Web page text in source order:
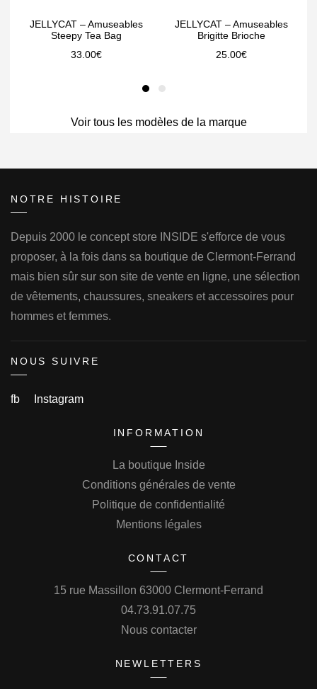
JELLYCAT – Amuseables
Steepy Tea Bag
33.00€
JELLYCAT – Amuseables
Brigitte Brioche
25.00€
Voir tous les modèles de la marque
NOTRE HISTOIRE
Depuis 2000 le concept store INSIDE s'efforce de vous
proposer, à la fois dans sa boutique de Clermont-Ferrand
mais bien sûr sur son site de vente en ligne, une sélection
de vêtements, chaussures, sneakers et accessoires pour
hommes et femmes.
NOUS SUIVRE
fb Instagram
INFORMATION
La boutique Inside
Conditions générales de vente
Politique de confidentialité
Mentions légales
CONTACT
15 rue Massillon 63000 Clermont-Ferrand
04.73.91.07.75
Nous contacter
NEWLETTERS